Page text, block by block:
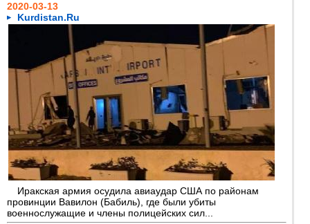
2020-03-13
Kurdistan.Ru
Иракская армия осудила авиаудар США по районам
провинции Вавилон (Бабиль), где были убиты
военнослужащие и члены полицейских сил...